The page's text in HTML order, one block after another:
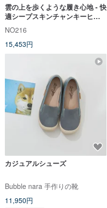
雲の上を歩くような履き心地 - 快
適シープスキンチャンキーヒー
ル - アプリコット
NO216
15,453円
カジュアルシューズ
Bubble nara 手作りの靴
11,950円